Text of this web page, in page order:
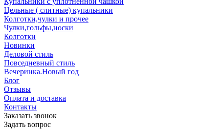
Цельные ( слитные) купальники
Колготки,чулки и прочее
Чулки,гольфы,носки
Колготки
Новинки
Деловой стиль
Повседневный стиль
Вечеринка.Новый год
Блог
Отзывы
Оплата и доставка
Контакты
Заказать звонок
Задать вопрос